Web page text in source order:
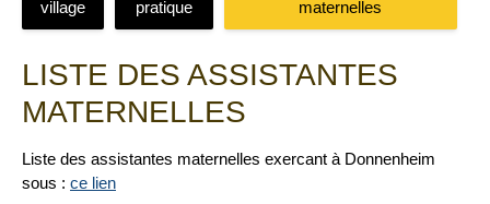
village
pratique
maternelles
LISTE DES ASSISTANTES
MATERNELLES
Liste des assistantes maternelles exercant à Donnenheim
sous : ce lien